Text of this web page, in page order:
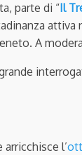
parte di “Il
attiva
A
arricchisce l’